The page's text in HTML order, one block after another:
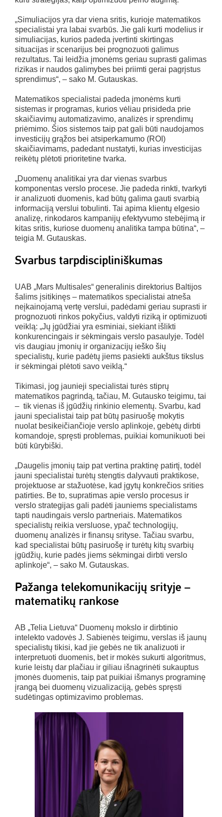
„Simuliacijos yra dar viena sritis, kurioje matematikos
specialistai yra labai svarbūs. Jie gali kurti modelius ir
simuliacijas, kurios padeda įvertinti skirtingas
situacijas ir scenarijus bei prognozuoti galimus
rezultatus. Tai leidžia įmonėms geriau suprasti galimas
rizikas ir naudos galimybes bei priimti gerai pagrįstus
sprendimus“, – sako M. Gutauskas.
Matematikos specialistai padeda įmonėms kurti
sistemas ir programas, kurios vėliau prisideda prie
skaičiavimų automatizavimo, analizės ir sprendimų
priėmimo. Šios sistemos taip pat gali būti naudojamos
investicijų grąžos bei atsiperkamumo (ROI)
skaičiavimams, padedant nustatyti, kurias investicijas
reikėtų plėtoti prioritetine tvarka.
„Duomenų analitikai yra dar vienas svarbus
komponentas verslo procese. Jie padeda rinkti, tvarkyti
ir analizuoti duomenis, kad būtų galima gauti svarbią
informaciją verslui tobulinti. Tai apima klientų elgesio
analizę, rinkodaros kampanijų efektyvumo stebėjimą ir
kitas sritis, kuriose duomenų analitika tampa būtina“, –
teigia M. Gutauskas.
Svarbus tarpdiscipliniškumas
UAB „Mars Multisales“ generalinis direktorius Baltijos
šalims įsitikinęs – matematikos specialistai atneša
neįkainojamą vertę verslui, padėdami geriau suprasti ir
prognozuoti rinkos pokyčius, valdyti riziką ir optimizuoti
veiklą: „Jų įgūdžiai yra esminiai, siekiant išlikti
konkurencingais ir sėkmingais verslo pasaulyje. Todėl
vis daugiau įmonių ir organizacijų ieško šių
specialistų, kurie padėtų jiems pasiekti aukštus tikslus
ir sėkmingai plėtoti savo veiklą.“
Tikimasi, jog jaunieji specialistai turės stiprų
matematikos pagrindą, tačiau, M. Gutausko teigimu, tai
– tik vienas iš įgūdžių rinkinio elementų. Svarbu, kad
jauni specialistai taip pat būtų pasiruošę mokytis
nuolat besikeičiančioje verslo aplinkoje, gebėtų dirbti
komandoje, spręsti problemas, puikiai komunikuoti bei
būti kūrybiški.
„Daugelis įmonių taip pat vertina praktinę patirtį, todėl
jauni specialistai turėtų stengtis dalyvauti praktikose,
projektuose ar stažuotėse, kad įgytų konkrečios srities
patirties. Be to, supratimas apie verslo procesus ir
verslo strategijas gali padėti jauniems specialistams
tapti naudingais verslo partneriais. Matematikos
specialistų reikia versluose, ypač technologijų,
duomenų analizės ir finansų srityse. Tačiau svarbu,
kad specialistai būtų pasiruošę ir turėtų kitų svarbių
įgūdžių, kurie padės jiems sėkmingai dirbti verslo
aplinkoje“, – sako M. Gutauskas.
Pažanga telekomunikacijų srityje –
matematikų rankose
AB „Telia Lietuva“ Duomenų mokslo ir dirbtinio
intelekto vadovės J. Sabienės teigimu, verslas iš jaunų
specialistų tikisi, kad jie gebės ne tik analizuoti ir
interpretuoti duomenis, bet ir mokės sukurti algoritmus,
kurie leistų dar plačiau ir giliau išnagrinėti sukauptus
įmonės duomenis, taip pat puikiai išmanys programinę
įrangą bei duomenų vizualizaciją, gebės spręsti
sudėtingas optimizavimo problemas.